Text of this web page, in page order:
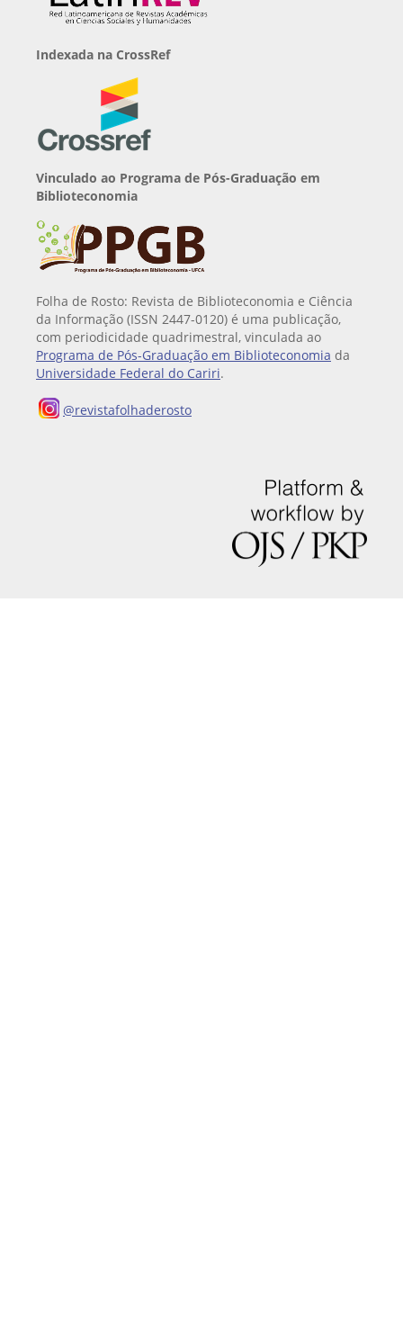
Indexada na CrossRef
Vinculado ao Programa de Pós-Graduação em
Biblioteconomia
Folha de Rosto: Revista de Biblioteconomia e Ciência
da Informação (ISSN 2447-0120) é uma publicação,
com periodicidade quadrimestral, vinculada ao
Programa de Pós-Graduação em Biblioteconomia da
Universidade Federal do Cariri.
@revistafolhaderosto